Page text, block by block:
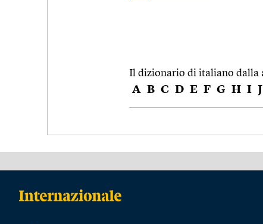
Il dizionario di italiano dalla
A B C D E F G H I J